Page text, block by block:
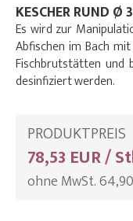
KESCHER RUND Ø
Es wird zur
Abfischen im Bach
Fischbrutstätten und
desinfiziert werden.
PRODUKTPREIS
78,53 EUR /
ohne MwSt.